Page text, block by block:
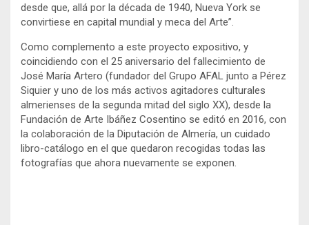
desde que, allá por la década de 1940, Nueva York se
convirtiese en capital mundial y meca del Arte”.
Como complemento a este proyecto expositivo, y
coincidiendo con el 25 aniversario del fallecimiento de
José María Artero (fundador del Grupo AFAL junto a Pérez
Siquier y uno de los más activos agitadores culturales
almerienses de la segunda mitad del siglo XX), desde la
Fundación de Arte Ibáñez Cosentino se editó en 2016, con
la colaboración de la Diputación de Almería, un cuidado
libro-catálogo en el que quedaron recogidas todas las
fotografías que ahora nuevamente se exponen.